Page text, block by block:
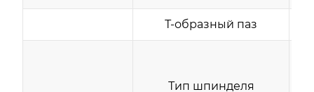
Т-образный паз
Тип шпинделя